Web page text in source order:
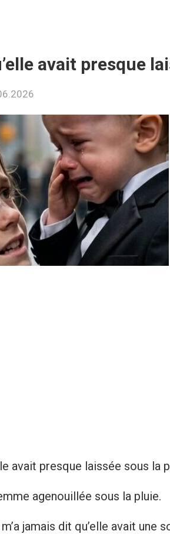
avait presque
avait presque laissée sous la
agenouillée sous la pluie.
jamais dit qu’elle avait une